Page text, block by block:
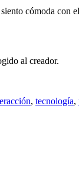
cómoda con
al creador.
, tecnología,